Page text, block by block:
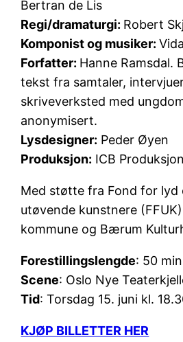
Bertran de Lis
Regi/dramaturgi: Robert
Komponist og musiker:
Forfatter: Hanne Ramsdal.
tekst fra samtaler,
skriveverksted med
anonymisert.
Lysdesigner: Peder Øyen
Produksjon: ICB
Med støtte fra Fond for lyd
utøvende kunstnere
kommune og Bærum
Forestillingslengde: 50
Scene: Oslo Nye
Tid: Torsdag 15. juni kl.
KJØP BILLETTER HER